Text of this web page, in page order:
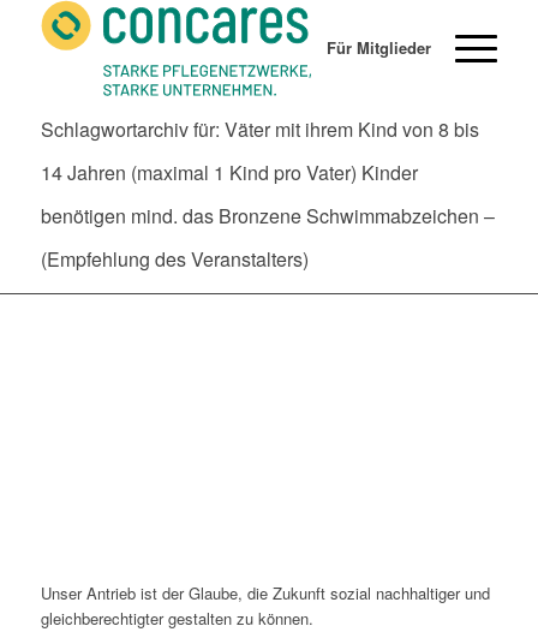
Für Mitglieder
Schlagwortarchiv für: Väter mit ihrem Kind von 8 bis
14 Jahren (maximal 1 Kind pro Vater) Kinder
benötigen mind. das Bronzene Schwimmabzeichen –
(Empfehlung des Veranstalters)
Unser Antrieb ist der Glaube, die Zukunft sozial nachhaltiger und
gleichberechtigter gestalten zu können.